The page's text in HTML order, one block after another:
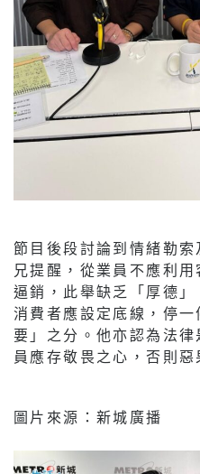
節目後段討論到情緒勒
兄提醒，從業員不應利
逼銷，此舉缺乏「厚德
消費者應設定底線，停
要」之分。他亦認為法
員應存敬畏之心，否則
圖片來源：新城廣播